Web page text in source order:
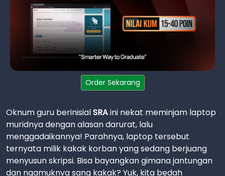
Order Sekarang
Oknum guru berinisialSRAini nekat meminjam laptop
muridnya dengan alasan darurat, lalu
menggadaikannya! Parahnya, laptop tersebut
ternyata milik kakak korban yang sedang berjuang
menyusun skripsi. Bisa bayangkan gimana jantungan
dan ngamuknya sang kakak? Yuk, kita bedah